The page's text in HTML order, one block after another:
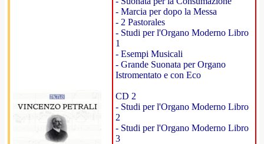
- Marcia per dopo la Messa
- 2 Pastorales
- Studi per l'Organo Moderno Libro
1
- Esempi Musicali
- Grande Suonata per Organo
Istromentato e con Eco
CD 2
- Studi per l'Organo Moderno Libro
2
- Studi per l'Organo Moderno Libro
3